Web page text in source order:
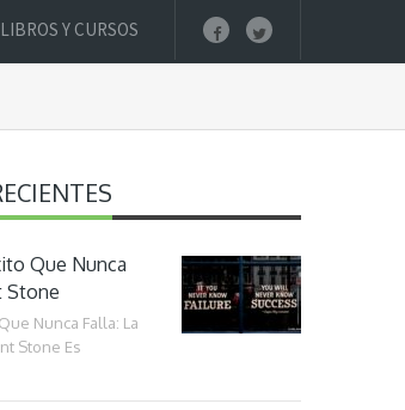
LIBROS Y CURSOS
Que Nunca
Stone
Nunca Falla: La
Stone Es